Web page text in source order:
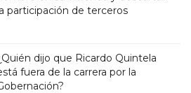
participación de terceros
dijo que Ricardo Quintela
fuera de la carrera por la